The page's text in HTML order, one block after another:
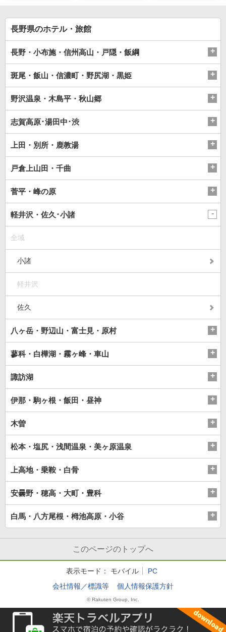
長野県のホテル・旅館
長野・小布施・信州高山・戸隠・飯綱
斑尾・飯山・信濃町・野尻湖・黒姫
野沢温泉・木島平・秋山郷
志賀高原･湯田中･渋
上田・別所・鹿教湯
戸倉上山田・千曲
菅平・峰の原
軽井沢・佐久･小諸
全域
小諸
軽井沢
佐久
八ヶ岳・野辺山・富士見・原村
蓼科・白樺湖・霧ヶ峰・車山
諏訪湖
伊那・駒ヶ根・飯田・昼神
木曽
松本・塩尻・浅間温泉・美ヶ原温泉
上高地・乗鞍・白骨
安曇野・穂高・大町・豊科
白馬・八方尾根・栂池高原・小谷
このページのトップへ
表示モード： モバイル
PC
会社情報／標識等
個人情報保護方針
© Rakuten Group, Inc.